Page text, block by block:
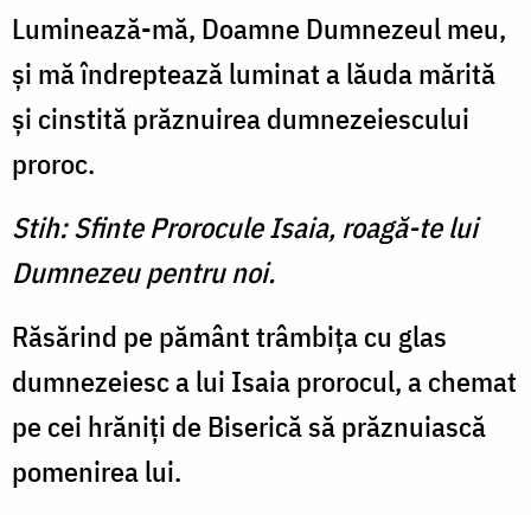
Luminează-mă, Doamne Dumnezeul meu,
şi mă îndreptează luminat a lăuda mărită
şi cinstită prăznuirea dumnezeiescului
proroc.
Stih: Sfinte Prorocule Isaia, roagă-te lui
Dumnezeu pentru noi.
Răsărind pe pământ trâmbiţa cu glas
dumnezeiesc a lui Isaia prorocul, a chemat
pe cei hrăniţi de Biserică să prăznuiască
pomenirea lui.